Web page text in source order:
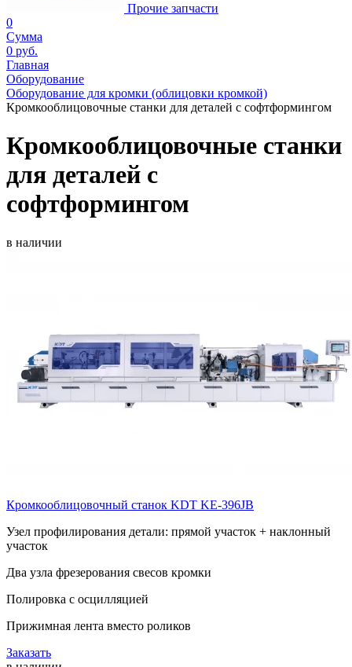
Прочие запчасти
0
Сумма
0 руб.
Главная
Оборудование
Оборудование для кромки (облицовки кромкой)
Кромкооблицовочные станки для деталей с софтформингом
Кромкооблицовочные станки
для деталей с
софтформингом
в наличии
Кромкооблицовочный станок KDT KE-396JB
Узел профилирования детали: прямой участок + наклонный
участок
Два узла фрезерования свесов кромки
Полировка с осцилляцией
Прижимная лента вместо роликов
Заказать